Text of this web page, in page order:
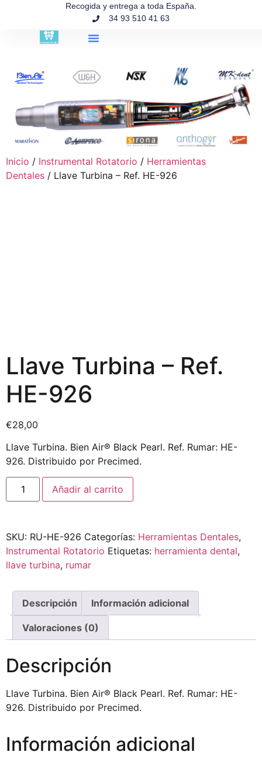
Recogida y entrega a toda España.
34 93 510 41 63
Inicio / Instrumental Rotatorio / Herramientas
Dentales / Llave Turbina – Ref. HE-926
Llave Turbina – Ref.
HE-926
€28,00
Llave Turbina. Bien Air® Black Pearl. Ref. Rumar: HE-
926. Distribuido por Precimed.
Añadir al carrito
SKU: RU-HE-926 Categorías: Herramientas Dentales,
Instrumental Rotatorio Etiquetas: herramienta dental,
llave turbina, rumar
Descripción Información adicional
Valoraciones (0)
Descripción
Llave Turbina. Bien Air® Black Pearl. Ref. Rumar: HE-
926. Distribuido por Precimed.
Información adicional